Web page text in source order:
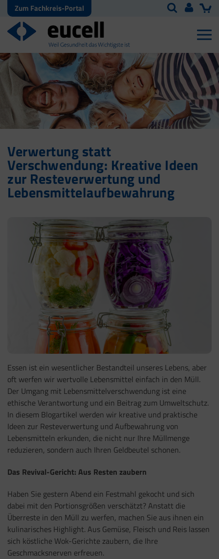
Zum Fachkreis-Portal
Verwertung statt
Verschwendung: Kreative Ideen
zur Resteverwertung und
Lebensmittelaufbewahrung
Essen ist ein wesentlicher Bestandteil unseres Lebens, aber
oft werfen wir wertvolle Lebensmittel einfach in den Müll.
Der Umgang mit Lebensmittelverschwendung ist eine
ethische Verantwortung und ein Beitrag zum Umweltschutz.
In diesem Blogartikel werden wir kreative und praktische
Ideen zur Resteverwertung und Aufbewahrung von
Lebensmitteln erkunden, die nicht nur Ihre Müllmenge
reduzieren, sondern auch Ihren Geldbeutel schonen.
Das Revival-Gericht: Aus Resten zaubern
Haben Sie gestern Abend ein Festmahl gekocht und sich
dabei mit den Portionsgrößen verschätzt? Anstatt die
Überreste in den Müll zu werfen, machen Sie aus ihnen ein
kulinarisches Highlight. Aus Gemüse, Fleisch und Reis lassen
sich köstliche Wok-Gerichte zaubern, die Ihre
Geschmacksnerven erfreuen.